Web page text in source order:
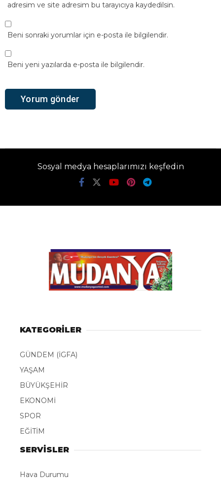
adresim ve site adresim bu tarayıcıya kaydedilsin.
Beni sonraki yorumlar için e-posta ile bilgilendir.
Beni yeni yazılarda e-posta ile bilgilendir.
Sosyal medya hesaplarımızı keşfedin
KATEGORİLER
GÜNDEM (İGFA)
YAŞAM
BÜYÜKŞEHİR
EKONOMİ
SPOR
EĞİTİM
SERVİSLER
Hava Durumu